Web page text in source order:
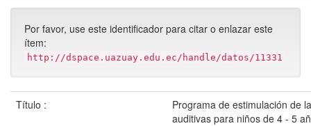
Por favor, use este identificador para citar o enlazar este
ítem:
http://dspace.uazuay.edu.ec/handle/datos/11331
Título :
Programa de estimulación de
auditivas para niños de 4 - 5